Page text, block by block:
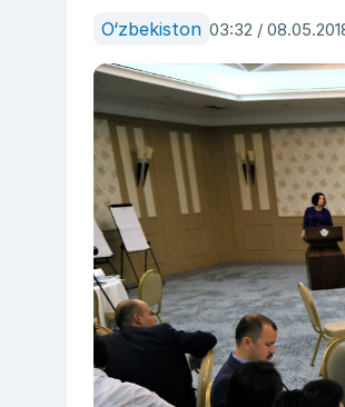
O‘zbekiston 03:32 /